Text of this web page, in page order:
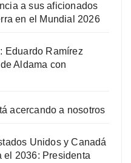
a sus aficionados
en el Mundial 2026
Eduardo Ramírez
Aldama con
acercando a nosotros
Unidos y Canadá
el 2036: Presidenta